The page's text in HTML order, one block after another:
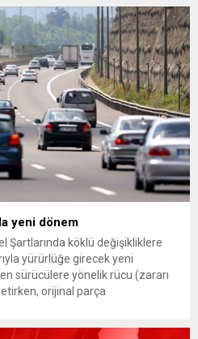
Yüksek Disiplin Kurulu’na
tüm görevlerinden...
yeni dönem
Şartlarında köklü değişikliklere
yürürlüğe girecek yeni
sürücülere yönelik rücu (zararı
orijinal parça